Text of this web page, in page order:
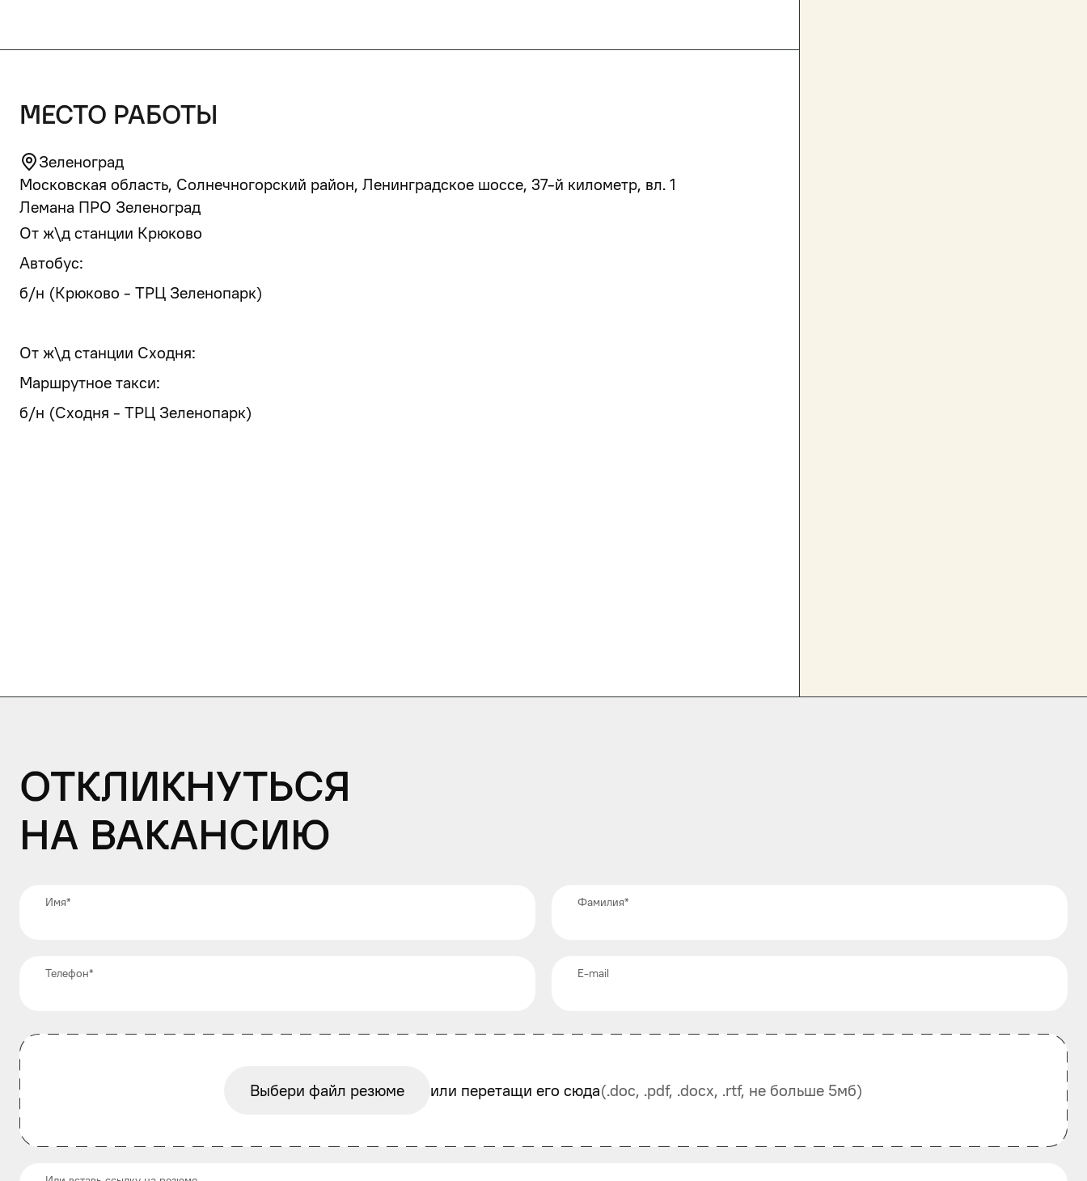
место работы
Зеленоград
Московская область, Солнечногорский район, Ленинградское шоссе, 37-й километр, вл. 1
Лемана ПРО Зеленоград
От ж\д станции Крюково
Автобус:
б/н (Крюково - ТРЦ Зеленопарк)
От ж\д станции Сходня:
Маршрутное такси:
б/н (Сходня - ТРЦ Зеленопарк)
Откликнуться
на вакансию
Имя* Фамилия*
Телефон* E-mail
Выбери файл резюме или перетащи его сюда(.doc, .pdf, .docx, .rtf, не больше 5мб)